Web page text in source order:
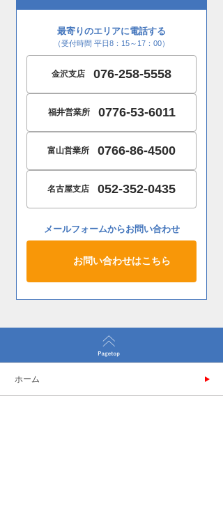
最寄りのエリアに電話する
（受付時間 平日8：15～17：00）
金沢支店 076-258-5558
福井営業所 0776-53-6011
富山営業所 0766-86-4500
名古屋支店 052-352-0435
メールフォームからお問い合わせ
お問い合わせはこちら
ホーム